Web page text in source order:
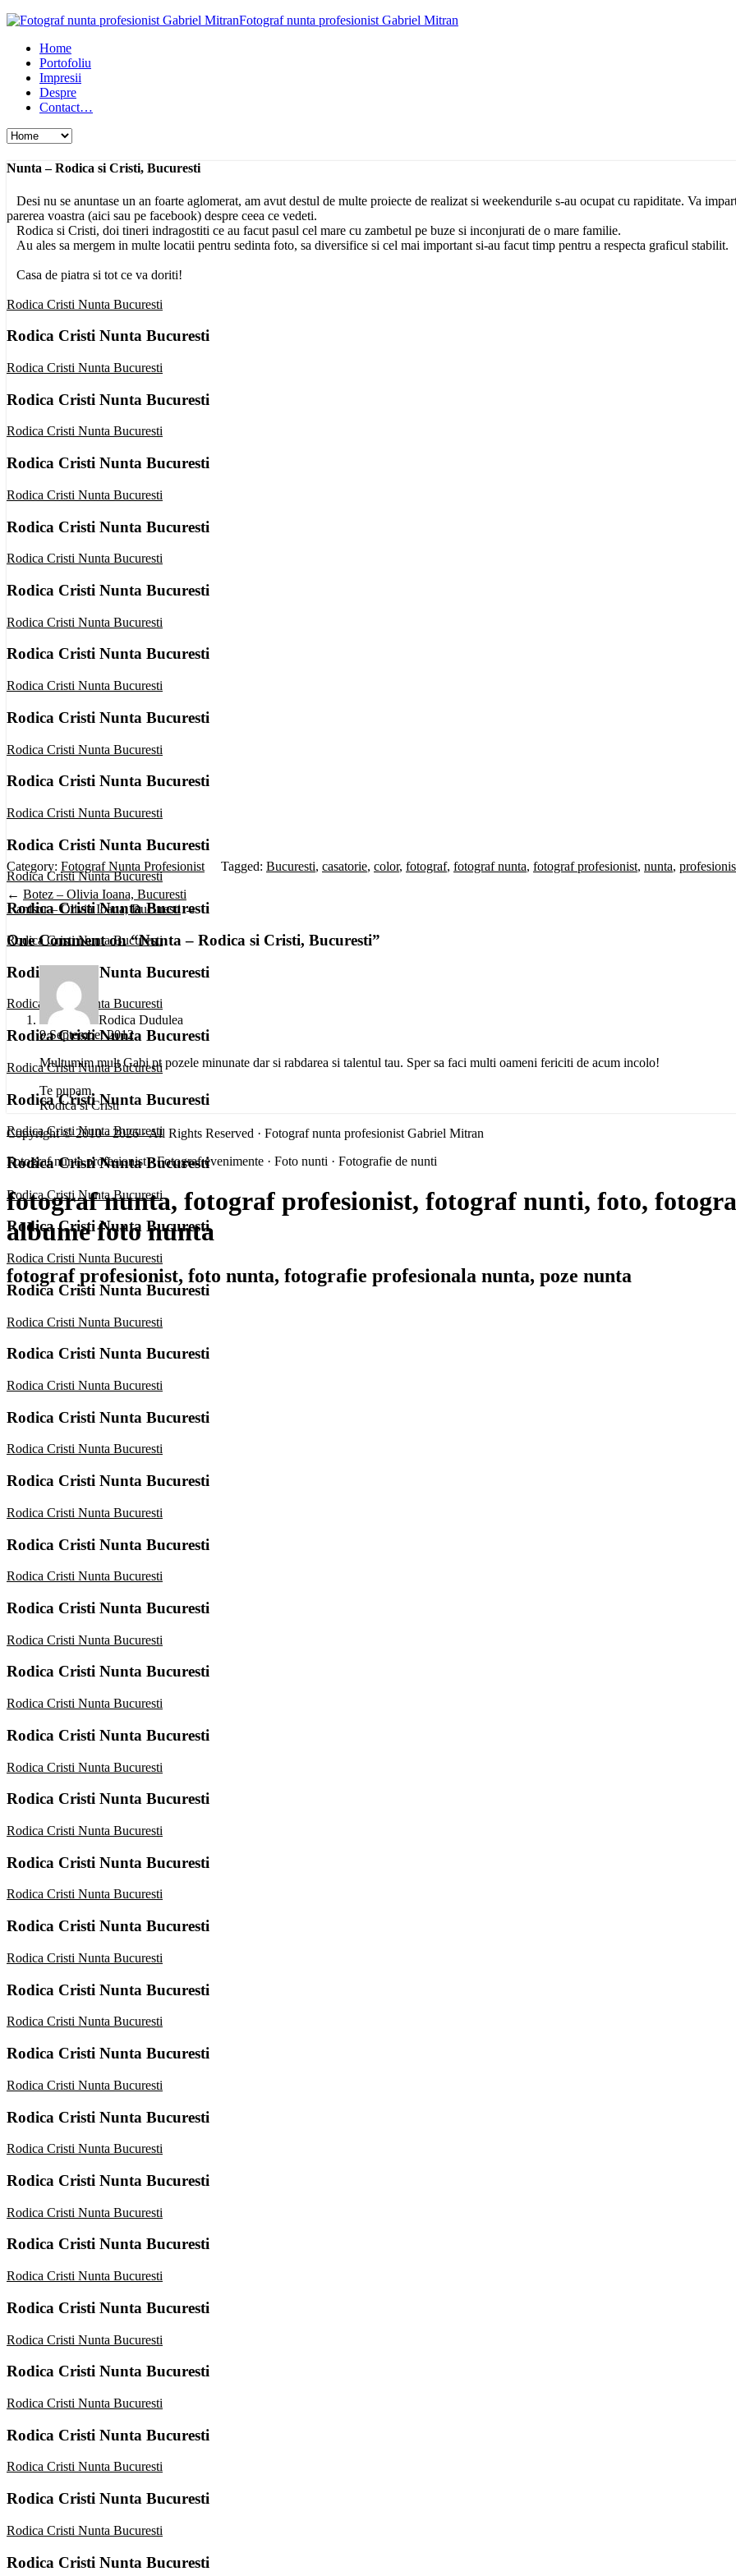
Fotograf nunta profesionist Gabriel Mitran
Home
Portofoliu
Impresii
Despre
Contact…
Nunta – Rodica si Cristi, Bucuresti
Desi nu se anuntase un an foarte aglomerat, am avut destul de multe proiecte de realizat si weekendurile s-au ocupat cu rapiditate. Va
parerea voastra (aici sau pe facebook) despre ceea ce vedeti.
Rodica si Cristi, doi tineri indragostiti ce au facut pasul cel mare cu zambetul pe buze si inconjurati de o mare familie.
Au ales sa mergem in multe locatii pentru sedinta foto, sa diversifice si cel mai important si-au facut timp pentru a respecta graficul stabilit.
Casa de piatra si tot ce va doriti!
Rodica Cristi Nunta Bucuresti
Rodica Cristi Nunta Bucuresti
Rodica Cristi Nunta Bucuresti
Rodica Cristi Nunta Bucuresti
Rodica Cristi Nunta Bucuresti
Rodica Cristi Nunta Bucuresti
Rodica Cristi Nunta Bucuresti
Rodica Cristi Nunta Bucuresti
Rodica Cristi Nunta Bucuresti
Rodica Cristi Nunta Bucuresti
Rodica Cristi Nunta Bucuresti
Rodica Cristi Nunta Bucuresti
Rodica Cristi Nunta Bucuresti
Rodica Cristi Nunta Bucuresti
Rodica Cristi Nunta Bucuresti
Rodica Cristi Nunta Bucuresti
Rodica Cristi Nunta Bucuresti
Rodica Cristi Nunta Bucuresti
Rodica Cristi Nunta Bucuresti
Rodica Cristi Nunta Bucuresti
Rodica Cristi Nunta Bucuresti
Rodica Cristi Nunta Bucuresti
Rodica Cristi Nunta Bucuresti
Rodica Cristi Nunta Bucuresti
Rodica Cristi Nunta Bucuresti
Rodica Cristi Nunta Bucuresti
Rodica Cristi Nunta Bucuresti
Rodica Cristi Nunta Bucuresti
Rodica Cristi Nunta Bucuresti
Rodica Cristi Nunta Bucuresti
Rodica Cristi Nunta Bucuresti
Rodica Cristi Nunta Bucuresti
Rodica Cristi Nunta Bucuresti
Rodica Cristi Nunta Bucuresti
Rodica Cristi Nunta Bucuresti
Rodica Cristi Nunta Bucuresti
Rodica Cristi Nunta Bucuresti
Rodica Cristi Nunta Bucuresti
Rodica Cristi Nunta Bucuresti
Rodica Cristi Nunta Bucuresti
Rodica Cristi Nunta Bucuresti
Rodica Cristi Nunta Bucuresti
Rodica Cristi Nunta Bucuresti
Rodica Cristi Nunta Bucuresti
Rodica Cristi Nunta Bucuresti
Rodica Cristi Nunta Bucuresti
Rodica Cristi Nunta Bucuresti
Rodica Cristi Nunta Bucuresti
Rodica Cristi Nunta Bucuresti
Rodica Cristi Nunta Bucuresti
Rodica Cristi Nunta Bucuresti
Rodica Cristi Nunta Bucuresti
Rodica Cristi Nunta Bucuresti
Rodica Cristi Nunta Bucuresti
Rodica Cristi Nunta Bucuresti
Rodica Cristi Nunta Bucuresti
Rodica Cristi Nunta Bucuresti
Rodica Cristi Nunta Bucuresti
Rodica Cristi Nunta Bucuresti
Rodica Cristi Nunta Bucuresti
Rodica Cristi Nunta Bucuresti
Rodica Cristi Nunta Bucuresti
Rodica Cristi Nunta Bucuresti
Rodica Cristi Nunta Bucuresti
Rodica Cristi Nunta Bucuresti
Rodica Cristi Nunta Bucuresti
Rodica Cristi Nunta Bucuresti
Rodica Cristi Nunta Bucuresti
Rodica Cristi Nunta Bucuresti
Rodica Cristi Nunta Bucuresti
Rodica Cristi Nunta Bucuresti
Rodica Cristi Nunta Bucuresti
Category: Fotograf Nunta Profesionist Tagged: Bucuresti, casatorie, color, fotograf, fotograf nunta, fotograf profesionist, nunta,
← Botez – Olivia Ioana, Bucuresti
1 anisor – Olivia Ioana, Bucuresti→
One Comment on “Nunta – Rodica si Cristi, Bucuresti”
Rodica Dudulea
9 September 2012
Multumim mult Gabi pt pozele minunate dar si rabdarea si talentul tau. Sper sa faci multi oameni fericiti de acum incolo!
Te pupam,
Rodica si Cristi
Copyright © 2010 - 2026 · All Rights Reserved · Fotograf nunta profesionist Gabriel Mitran
Fotograf nunta profesionist · Fotograf evenimente · Foto nunti · Fotografie de nunti
fotograf nunta, fotograf profesionist, fotograf nunti, foto,
albume foto nunta
fotograf profesionist, foto nunta, fotografie profesionala nunta, poze nunta